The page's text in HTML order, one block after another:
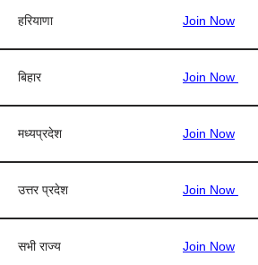
हरियाणा Join Now
बिहार Join Now
मध्यप्रदेश Join Now
उत्तर प्रदेश Join Now
सभी राज्य Join Now